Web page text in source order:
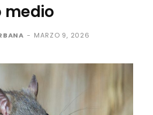
medio
- MARZO 9, 2026